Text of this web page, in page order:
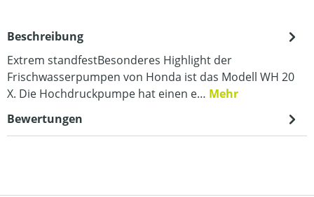
Beschreibung
Extrem standfestBesonderes Highlight der
Frischwasserpumpen von Honda ist das Modell WH 20
X. Die Hochdruckpumpe hat einen e… Mehr
Bewertungen